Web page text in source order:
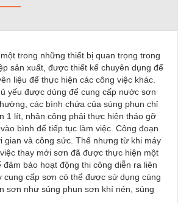
trong những thiết bị quan trọng trong
sản xuất, được thiết kế chuyên dụng để
liệu để thực hiện các công việc khác.
yếu được dùng để cung cấp nước sơn
các bình chứa của súng phun chỉ
1 lít, nhân công phải thực hiện tháo gỡ
bình để tiếp tục làm việc. Công đoạn
gian và công sức. Thế nhưng từ khi máy
thay mới sơn đã được thực hiện một
đảm bảo hoạt động thi công diễn ra liên
cung cấp sơn có thể được sử dụng cùng
sơn như súng phun sơn khí nén, súng